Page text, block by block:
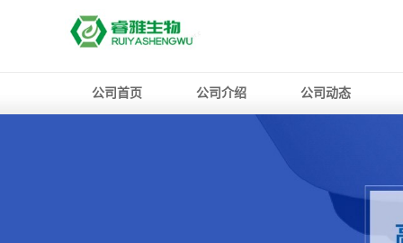
公司首页 公司介绍 公司动态